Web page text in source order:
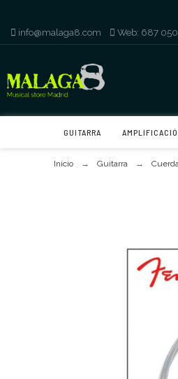
info@malaga8.com Web: 687 050
GUITARRA
Inicio Guitarra